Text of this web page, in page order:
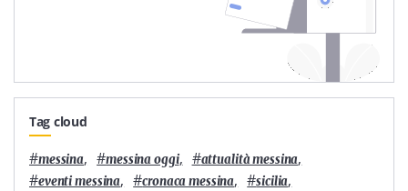
Tag cloud
#messina, #messina oggi, #attualità messina,
#eventi messina, #cronaca messina, #sicilia,